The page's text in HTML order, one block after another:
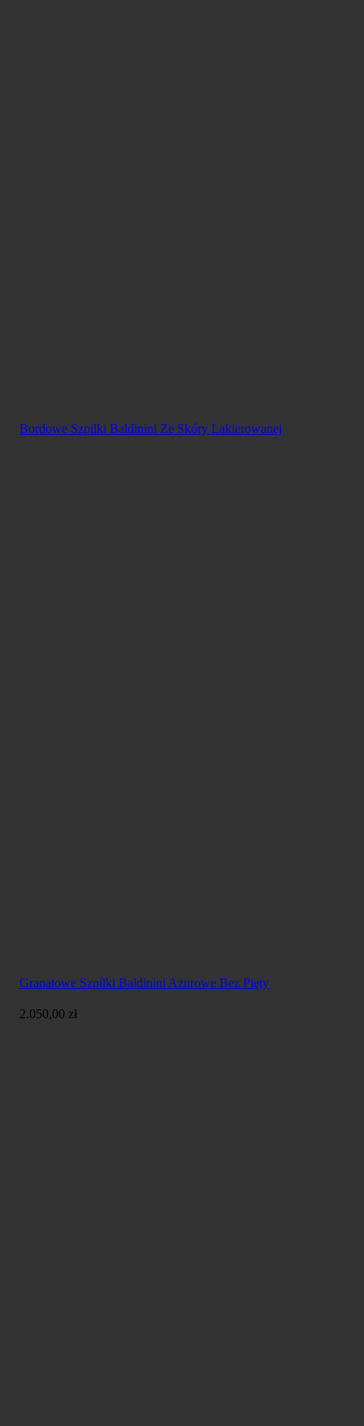
Bordowe Szpilki Baldinini Ze Skóry Lakierowanej
Granatowe Szpilki Baldinini Ażurowe Bez Pięty
2.050,00 zł